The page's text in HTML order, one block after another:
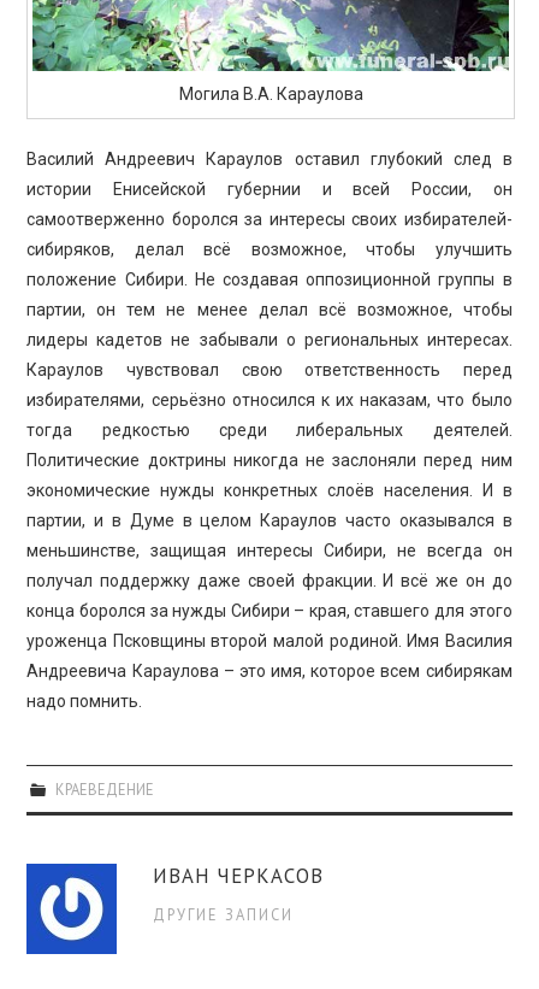
Могила В.А. Караулова
Василий Андреевич Караулов оставил глубокий след в
истории Енисейской губернии и всей России, он
самоотверженно боролся за интересы своих избирателей-
сибиряков, делал всё возможное, чтобы улучшить
положение Сибири. Не создавая оппозиционной группы в
партии, он тем не менее делал всё возможное, чтобы
лидеры кадетов не забывали о региональных интересах.
Караулов чувствовал свою ответственность перед
избирателями, серьёзно относился к их наказам, что было
тогда редкостью среди либеральных деятелей.
Политические доктрины никогда не заслоняли перед ним
экономические нужды конкретных слоёв населения. И в
партии, и в Думе в целом Караулов часто оказывался в
меньшинстве, защищая интересы Сибири, не всегда он
получал поддержку даже своей фракции. И всё же он до
конца боролся за нужды Сибири – края, ставшего для этого
уроженца Псковщины второй малой родиной. Имя Василия
Андреевича Караулова – это имя, которое всем сибирякам
надо помнить.
КРАЕВЕДЕНИЕ
ИВАН ЧЕРКАСОВ
ДРУГИЕ ЗАПИСИ